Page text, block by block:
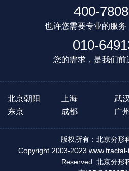
400-
也许您需要专业的服务
010-
您的需求，是我们前
北京朝阳 上海 武汉
东京
成都 广州
版权所有：北京分形
Copyright 2003-2023
Reserved. 北京分形